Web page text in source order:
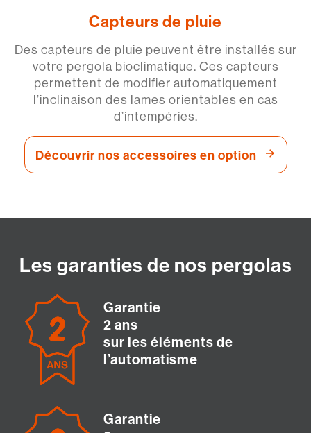
Capteurs de pluie
Des capteurs de pluie peuvent être installés sur
votre pergola bioclimatique. Ces capteurs
permettent de modifier automatiquement
l’inclinaison des lames orientables en cas
d’intempéries.
Découvrir nos accessoires en option
Les garanties de nos pergolas
Garantie
2 ans
sur les éléments de
l’automatisme
Garantie